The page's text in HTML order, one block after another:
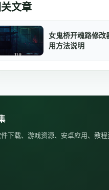
文章
女鬼桥开魂路修
用方法说明
下载、游戏资源、安卓应用、教